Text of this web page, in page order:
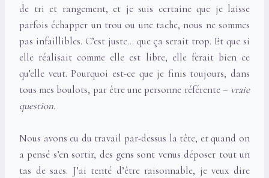
de tri et rangement, et je suis certaine que je laisse
parfois échapper un trou ou une tache, nous ne sommes
pas infaillibles. C’est juste… que ça serait trop. Et que si
elle réalisait comme elle est libre, elle ferait bien ce
qu’elle veut. Pourquoi est-ce que je finis toujours, dans
tous mes boulots, par être une personne référente – vraie
question.
Nous avons eu du travail par-dessus la tête, et quand on
a pensé s’en sortir, des gens sont venus déposer tout un
tas de sacs. J’ai tenté d’être raisonnable, je veux dire